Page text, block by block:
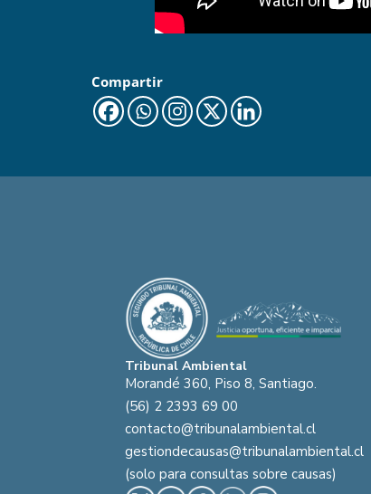
Compartir
Tribunal Ambiental
Morandé 360, Piso 8, Santiago.
(56) 2 2393 69 00
contacto@tribunalambiental.cl
gestiondecausas@tribunalambiental.cl
(solo para consultas sobre causas)